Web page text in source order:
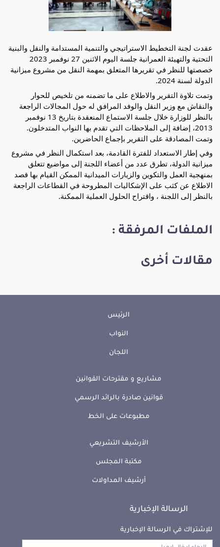
عقدت لجنة التخطيط الاستراتيجي والتنمية المستدامة والنقل والبنية
التحتية والتهيئة العمرانية جلسة اليوم الاثنين 27 نوفمبر 2023
خصصتها للنظر في تقريرها المتعلق بمهمة النقل من مشروع ميزانية
الدولة لسنة 2024.
وتمت تلاوة التقرير والاطلاع على ما تضمنه من تلخيص للحوار
والنقاش مع وزير النقل والوفد المرافق له حول المجالات الراجعة
بالنظر للوزارة خلال جلسة الاستماع المنعقدة بتاريخ 13 نوفمبر
2013، إضافة إلى الملاحظات التي تقدم بها النواب المتدخلون.
وتمت المصادقة على التقرير بإجماع الحاضرين.
وفي إطار الاستعداد للفترة القادمة، بعد استكمال النظر في مشروع
ميزانية الدولة، تطرق عدد من أعضاء اللجنة إلى مواضيع تتعلق
بمنهجية العمل والتكوين والزيارات الميدانية الممكن القيام بها قصد
الاطلاع عن كثب على الإشكاليات المطروحة في القطاعات الراجعة
بالنظر إلى اللجنة ، واقتراح الحلول العملية الممكنة.
الملفات المرفقة :
مقالات أخرى
الرئيس
النواب
اللجان
مشاريع و مقترحات القوانين
قوانين صادرة بالرائد الرسمي
مطبوعات على الخط
الأرشيف التشريعي
مكتبة المجلس
أرشيف المداولات
الرسالة الإخبارية
للإشتراك في الرسالة الإخبارية